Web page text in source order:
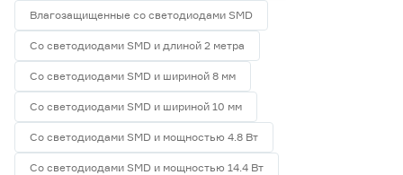
Влагозащищенные со светодиодами SMD
Со светодиодами SMD и длиной 2 метра
Со светодиодами SMD и шириной 8 мм
Со светодиодами SMD и шириной 10 мм
Со светодиодами SMD и мощностью 4.8 Вт
Со светодиодами SMD и мощностью 14.4 Вт